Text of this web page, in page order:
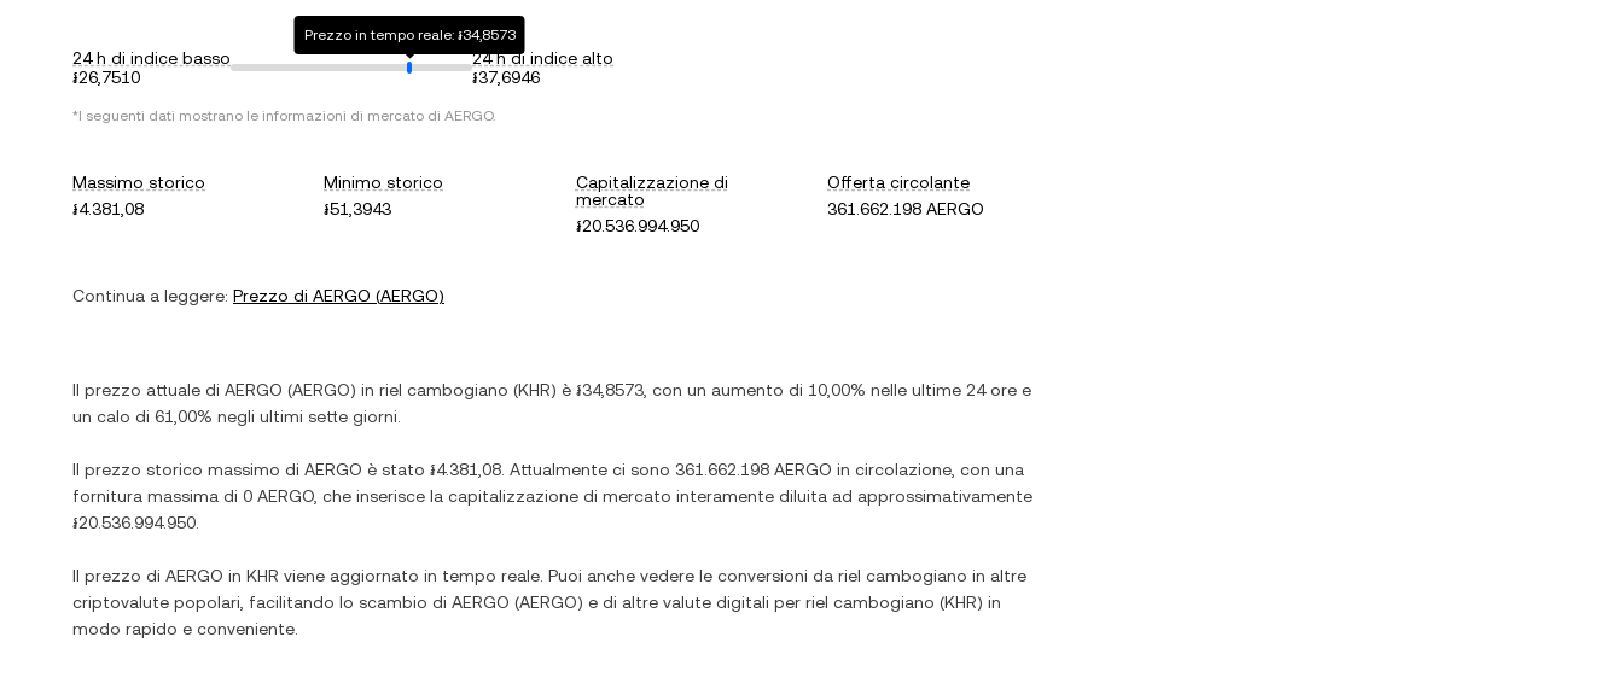
24 h di indice basso
៛26,7510
Prezzo in tempo reale: ៛34,8573
24 h di indice alto
៛37,6946
*I seguenti dati mostrano le informazioni di mercato di AERGO.
Massimo storico
៛4.381,08
Minimo storico
៛51,3943
Capitalizzazione di
mercato
៛20.536.994.950
Offerta circolante
361.662.198 AERGO
Continua a leggere: Prezzo di AERGO (AERGO)
Il prezzo attuale di AERGO (AERGO) in riel cambogiano (KHR) è ៛34,8573 , con un aumento di 10,00% nelle ultime 24 ore e
un calo di 61,00% negli ultimi sette giorni.
Il prezzo storico massimo di AERGO è stato ៛4.381,08 . Attualmente ci sono 361.662.198 AERGO in circolazione, con una
fornitura massima di 0 AERGO , che inserisce la capitalizzazione di mercato interamente diluita ad approssimativamente
៛20.536.994.950
Il prezzo di AERGO in KHR viene aggiornato in tempo reale. Puoi anche vedere le conversioni da riel cambogiano in altre
criptovalute popolari, facilitando lo scambio di AERGO (AERGO) e di altre valute digitali per riel cambogiano (KHR) in
modo rapido e conveniente.